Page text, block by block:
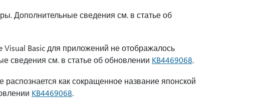
Дополнительные сведения см. в статье об
Basic для приложений не отображалось
сведения см. в статье об обновлении KB4469068.
как сокращенное название японской
KB4469068.